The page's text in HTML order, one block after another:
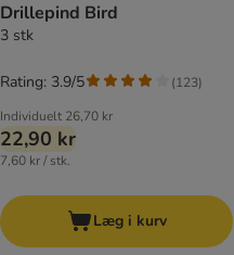
Drillepind Bird
3 stk
Individuelt 26,70 kr
22,90 kr
7,60 kr / stk.
Rating: 3.9/5 (123)
Læg i kurv